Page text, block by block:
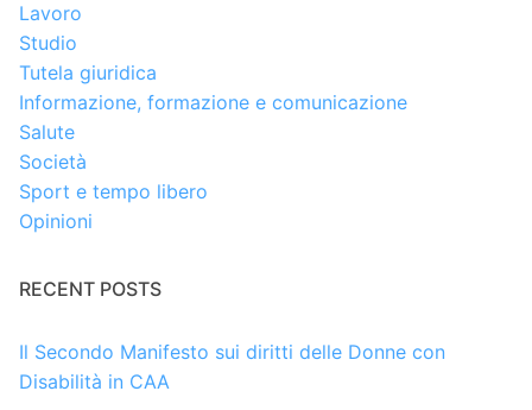
Lavoro
Studio
Tutela giuridica
Informazione, formazione e comunicazione
Salute
Società
Sport e tempo libero
Opinioni
RECENT POSTS
Il Secondo Manifesto sui diritti delle Donne con
Disabilità in CAA